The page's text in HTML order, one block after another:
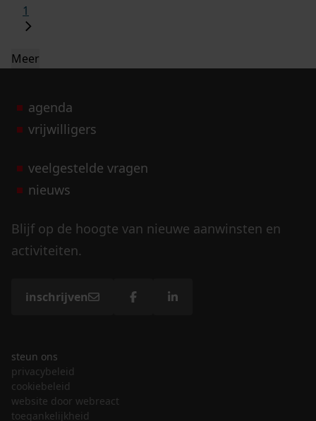
1
Meer
agenda
vrijwilligers
veelgestelde vragen
nieuws
Blijf op de hoogte van nieuwe aanwinsten en
activiteiten.
inschrijven
steun ons
privacybeleid
cookiebeleid
website door webreact
toegankelijkheid